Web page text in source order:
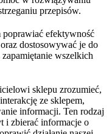
przepisów.
efektywność
dostosowywać je do
wszelkich
sklepu zrozumieć,
ze sklepem,
informacji. Ten rodzaj
i zbierać informacje o